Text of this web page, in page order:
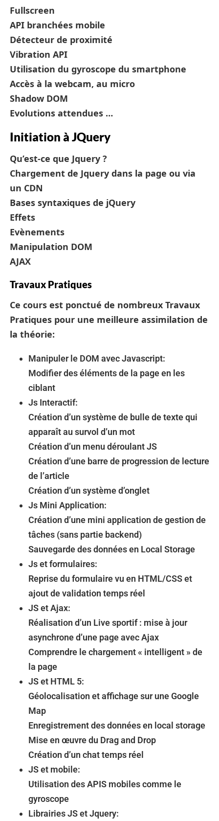
Fullscreen
API branchées mobile
Détecteur de proximité
Vibration API
Utilisation du gyroscope du smartphone
Accès à la webcam, au micro
Shadow DOM
Evolutions attendues …
Initiation à JQuery
Qu’est-ce que Jquery ?
Chargement de Jquery dans la page ou via
un CDN
Bases syntaxiques de jQuery
Effets
Evènements
Manipulation DOM
AJAX
Travaux Pratiques
Ce cours est ponctué de nombreux Travaux
Pratiques pour une meilleure assimilation de
la théorie:
Manipuler le DOM avec Javascript:
Modifier des éléments de la page en les
ciblant
Js Interactif:
Création d’un système de bulle de texte qui
apparaît au survol d’un mot
Création d’un menu déroulant JS
Création d’une barre de progression de lecture
de l’article
Création d’un système d’onglet
Js Mini Application:
Création d’une mini application de gestion de
tâches (sans partie backend)
Sauvegarde des données en Local Storage
Js et formulaires:
Reprise du formulaire vu en HTML/CSS et
ajout de validation temps réel
JS et Ajax:
Réalisation d’un Live sportif : mise à jour
asynchrone d’une page avec Ajax
Comprendre le chargement « intelligent » de
la page
JS et HTML 5:
Géolocalisation et affichage sur une Google
Map
Enregistrement des données en local storage
Mise en œuvre du Drag and Drop
Création d’un chat temps réel
JS et mobile:
Utilisation des APIS mobiles comme le
gyroscope
Librairies JS et Jquery: